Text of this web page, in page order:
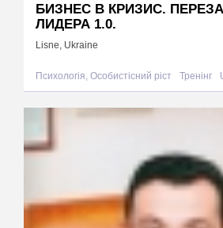
БИЗНЕС В КРИЗИС.
ЛИДЕРА 1.0.
Lisne, Ukraine
Психологія, Особистісний ріст Тренінг